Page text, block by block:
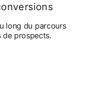
long du parcours
de prospects.